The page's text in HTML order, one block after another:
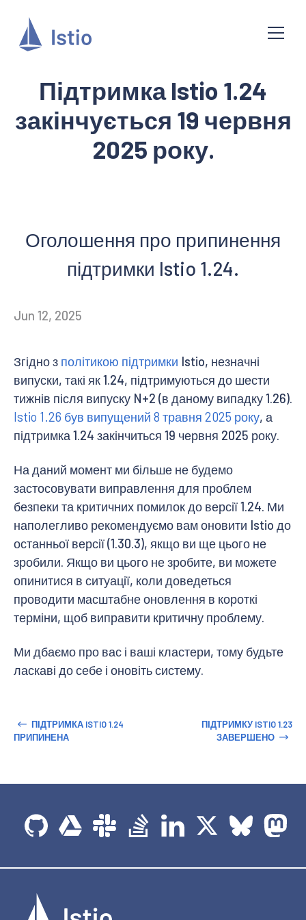
Підтримка Istio 1.24
закінчується 19 червня
2025 року.
Оголошення про припинення
підтримки Istio 1.24.
Jun 12, 2025
Згідно з політикою підтримки Istio, незначні
випуски, такі як 1.24, підтримуються до шести
тижнів після випуску N+2 (в даному випадку 1.26).
Istio 1.26 був випущений 8 травня 2025 року, а
підтримка 1.24 закінчиться 19 червня 2025 року.
На даний момент ми більше не будемо
застосовувати виправлення для проблем
безпеки та критичних помилок до версії 1.24. Ми
наполегливо рекомендуємо вам оновити Istio до
останньої версії (1.30.3), якщо ви ще цього не
зробили. Якщо ви цього не зробите, ви можете
опинитися в ситуації, коли доведеться
проводити масштабне оновлення в короткі
терміни, щоб виправити критичну проблему.
Ми дбаємо про вас і ваші кластери, тому будьте
ласкаві до себе і оновіть систему.
ПІДТРИМКА ISTIO 1.24
ПРИПИНЕНА
ПІДТРИМКУ ISTIO 1.23
ЗАВЕРШЕНО